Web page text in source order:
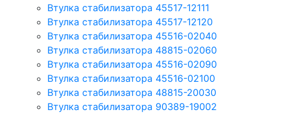
Втулка стабилизатора 45517-12111
Втулка стабилизатора 45517-12120
Втулка стабилизатора 45516-02040
Втулка стабилизатора 48815-02060
Втулка стабилизатора 45516-02090
Втулка стабилизатора 45516-02100
Втулка стабилизатора 48815-20030
Втулка стабилизатора 90389-19002